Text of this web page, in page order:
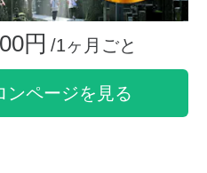
円 /1ヶ月ごと
ンページを見る